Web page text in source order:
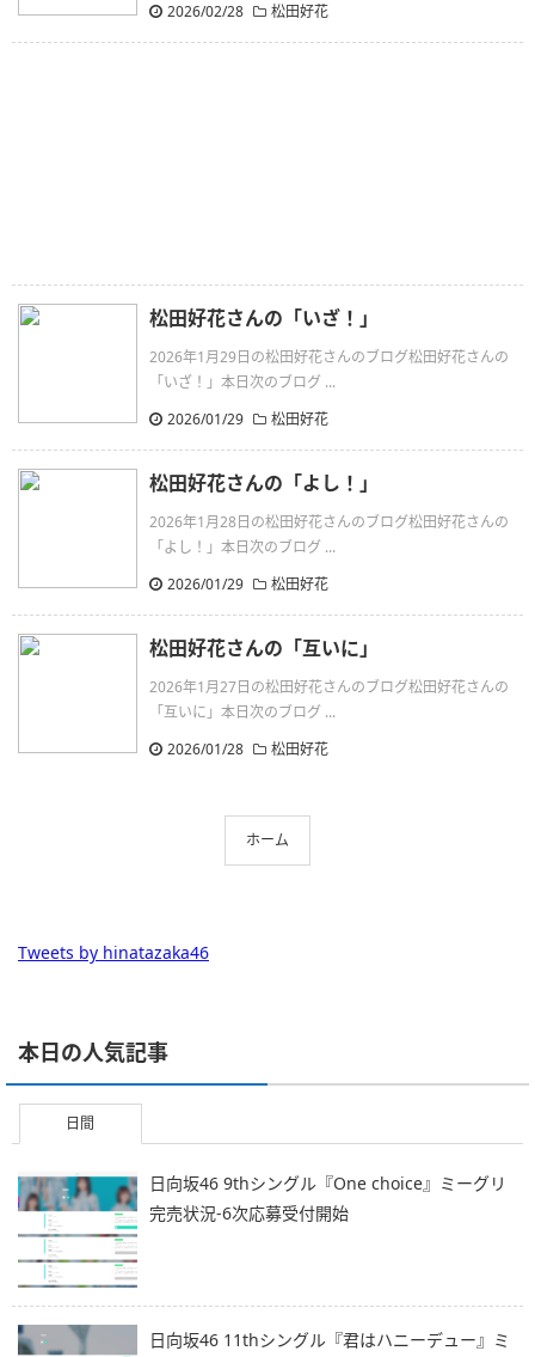
2026/02/28
松田好花
松田好花さんの「いざ！」
2026年1月29日の松田好花さんのブログ松田好花さんの
「いざ！」本日次のブログ ...
2026/01/29
松田好花
松田好花さんの「よし！」
2026年1月28日の松田好花さんのブログ松田好花さんの
「よし！」本日次のブログ ...
2026/01/29
松田好花
松田好花さんの「互いに」
2026年1月27日の松田好花さんのブログ松田好花さんの
「互いに」本日次のブログ ...
2026/01/28
松田好花
ホーム
Tweets by hinatazaka46
本日の人気記事
日間
日向坂46 9thシングル『One choice』ミーグリ
完売状況-6次応募受付開始
日向坂46 11thシングル『君はハニーデュー』ミ